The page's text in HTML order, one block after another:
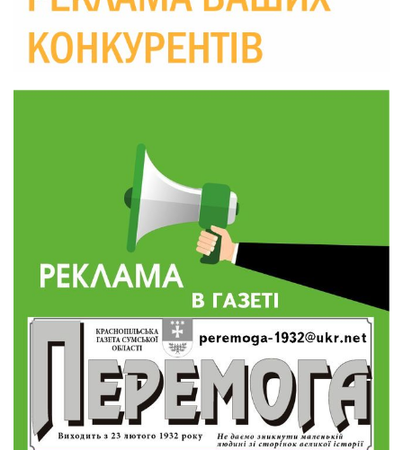
10:36
28 лип
Валентина Масалітіна: «Нас тримає віра в
Перемогу і повернення додому»
Обмежено придатний, але безмежно
вмотивований: Як колишній лісівник став асом
артилерії
490 пацієнтів та 15 відвіданих сіл: МБФ
«Альянс громадського здоров’я» підбив
підсумки роботи мобільних клінік у Сумській
області
12:24
23 лип
Покинув безпечне життя за кордоном, щоб
захистити рідну землю: пам’яті Сергія
Балабаєнка (ВІДЕО)
23 лип
Командир гармати Руслан Козирін: «Змінити
підрозділ чи бригаду – навіть думки не було»